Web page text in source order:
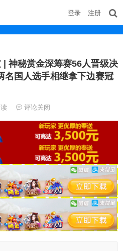
登录 注册
| 神秘赏金深筹赛56人晋级决
名国人选手相继拿下边赛冠
评论关闭